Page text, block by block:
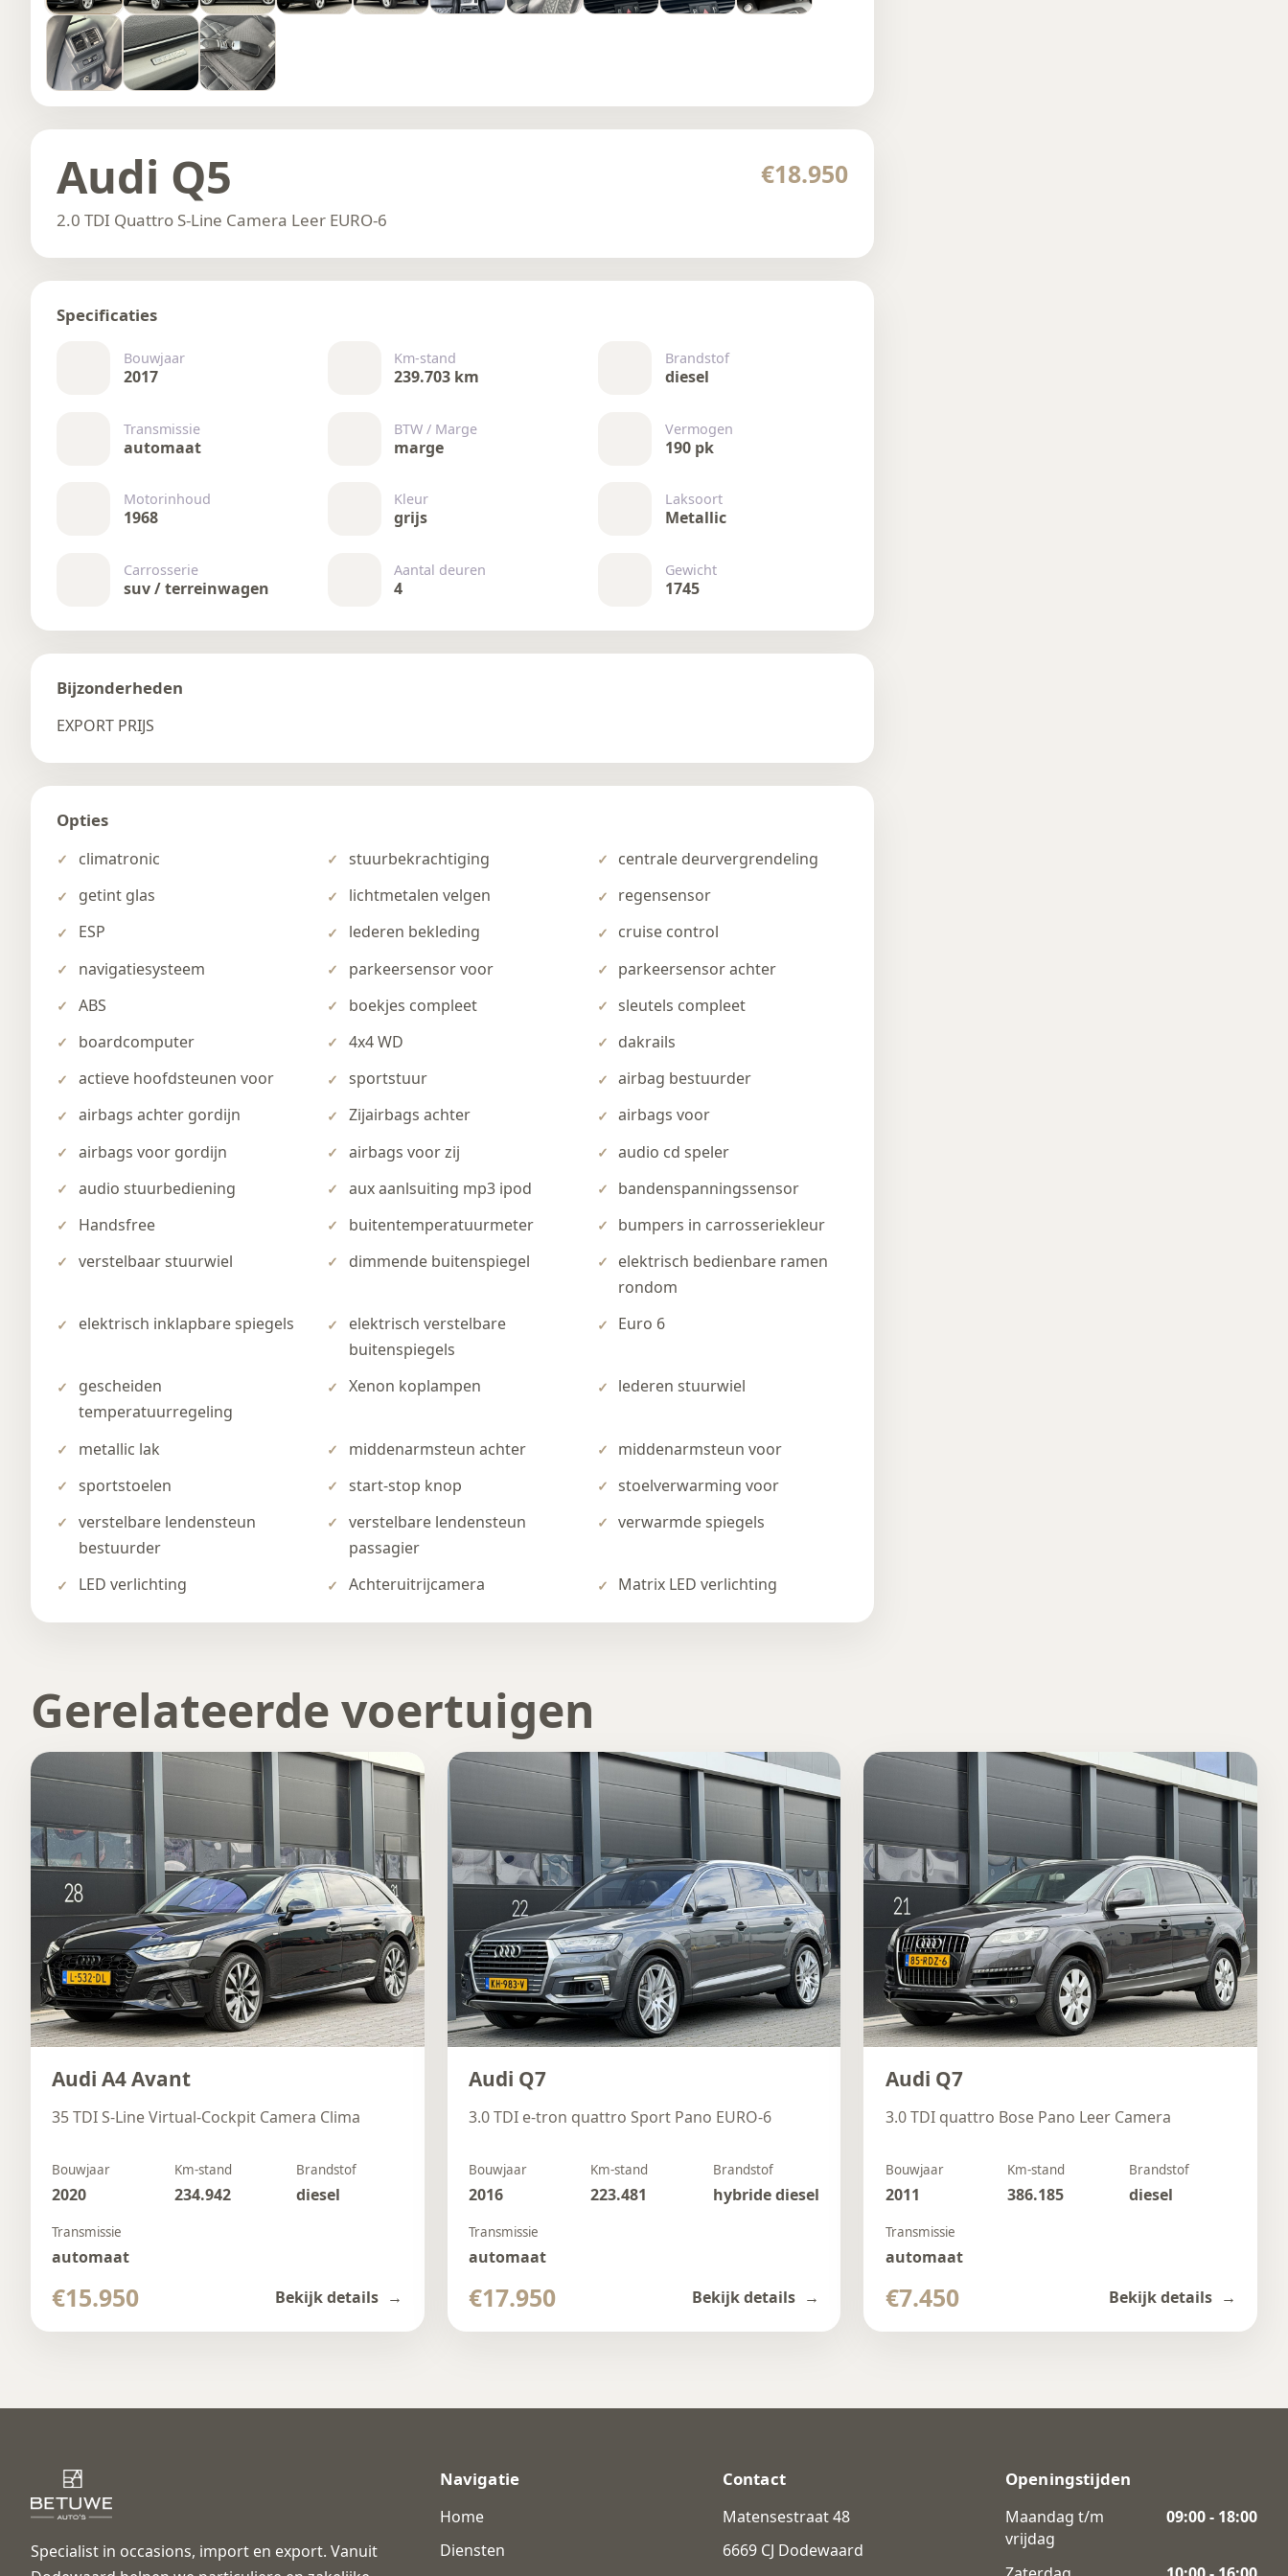
Audi Q5
2.0 TDI Quattro S-Line Camera Leer EURO-6
€18.950
Specificaties
Bouwjaar
2017
Km-stand
239.703 km
Brandstof
diesel
Transmissie
automaat
BTW / Marge
marge
Vermogen
190 pk
Motorinhoud
1968
Kleur
grijs
Laksoort
Metallic
Carrosserie
suv / terreinwagen
Aantal deuren
4
Gewicht
1745
Bijzonderheden
EXPORT PRIJS
Opties
climatronic stuurbekrachtiging
centrale deurvergrendeling
getint glas
lichtmetalen velgen
regensensor
ESP
lederen bekleding
cruise control
navigatiesysteem
parkeersensor voor
parkeersensor achter
ABS
boekjes compleet
sleutels compleet
boardcomputer
4x4 WD
dakrails
actieve hoofdsteunen voor
sportstuur
airbag bestuurder
airbags achter gordijn
Zijairbags achter
airbags voor
airbags voor gordijn
airbags voor zij
audio cd speler
audio stuurbediening
aux aanlsuiting mp3 ipod
bandenspanningssensor
Handsfree
buitentemperatuurmeter
bumpers in carrosseriekleur
verstelbaar stuurwiel
dimmende buitenspiegel
elektrisch bedienbare ramen
rondom
elektrisch inklapbare spiegels
elektrisch verstelbare
buitenspiegels
Euro 6
gescheiden
temperatuurregeling
Xenon koplampen lederen stuurwiel
metallic lak middenarmsteun achter
middenarmsteun voor
sportstoelen
start-stop knop
stoelverwarming voor
verstelbare lendensteun
bestuurder
verstelbare lendensteun
passagier
verwarmde spiegels
LED verlichting Achteruitrijcamera Matrix LED verlichting
Gerelateerde voertuigen
Audi A4 Avant
35 TDI S-Line Virtual-Cockpit Camera Clima
Bouwjaar
2020
Km-stand
234.942
Brandstof
diesel
Transmissie
automaat
€15.950 Bekijk details
Audi Q7
3.0 TDI e-tron quattro Sport Pano EURO-6
Bouwjaar
2016
Km-stand
223.481
Brandstof
hybride diesel
Transmissie
automaat
€17.950 Bekijk details
Audi Q7
3.0 TDI quattro Bose Pano Leer Camera
Bouwjaar
2011
Km-stand
386.185
Brandstof
diesel
Transmissie
automaat
€7.450 Bekijk details
Specialist in occasions, import en export. Vanuit
Navigatie
Home
Diensten
Contact
Matensestraat 48
6669 CJ Dodewaard
Openingstijden
Maandag t/m
vrijdag
09:00 - 18:00